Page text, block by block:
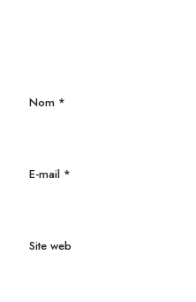
Nom *
E-mail *
Site web